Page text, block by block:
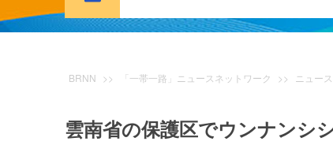
BRNN >> 「一帯一路」ニュースネットワーク >> ニュー
雲南省の保護区でウンナンシ